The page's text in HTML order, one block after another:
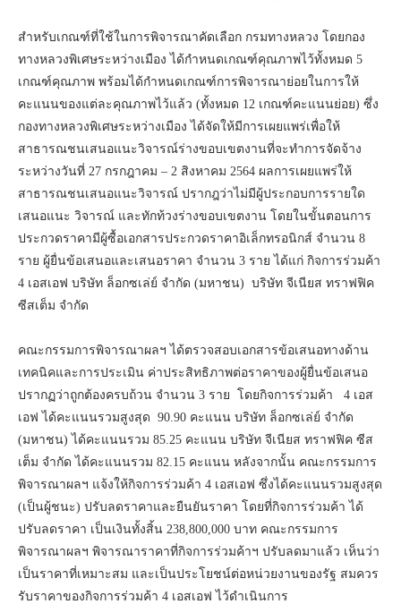
สำหรับเกณฑ์ที่ใช้ในการพิจารณาคัดเลือก กรมทางหลวง โดยกอง
ทางหลวงพิเศษระหว่างเมือง ได้กำหนดเกณฑ์คุณภาพไว้ทั้งหมด 5
เกณฑ์คุณภาพ พร้อมได้กำหนดเกณฑ์การพิจารณาย่อยในการให้
คะแนนของแต่ละคุณภาพไว้แล้ว (ทั้งหมด 12 เกณฑ์คะแนนย่อย) ซึ่ง
กองทางหลวงพิเศษระหว่างเมือง ได้จัดให้มีการเผยแพร่เพื่อให้
สาธารณชนเสนอแนะวิจารณ์ร่างขอบเขตงานที่จะทำการจัดจ้าง
ระหว่างวันที่ 27 กรกฎาคม – 2 สิงหาคม 2564 ผลการเผยแพร่ให้
สาธารณชนเสนอแนะวิจารณ์ ปรากฎว่าไม่มีผู้ประกอบการรายใด
เสนอแนะ วิจารณ์ และทักท้วงร่างขอบเขตงาน โดยในขั้นตอนการ
ประกวดราคามีผู้ซื้อเอกสารประกวดราคาอิเล็กทรอนิกส์ จำนวน 8
ราย ผู้ยื่นข้อเสนอและเสนอราคา จำนวน 3 ราย ได้แก่ กิจการร่วมค้า
4 เอสเอฟ บริษัท ล็อกซเล่ย์ จำกัด (มหาชน) บริษัท จีเนียส ทราฟฟิค
ซีสเต็ม จำกัด
คณะกรรมการพิจารณาผลฯ ได้ตรวจสอบเอกสารข้อเสนอทางด้าน
เทคนิคและการประเมิน ค่าประสิทธิภาพต่อราคาของผู้ยื่นข้อเสนอ
ปรากฏว่าถูกต้องครบถ้วน จำนวน 3 ราย โดยกิจการร่วมค้า 4 เอส
เอฟ ได้คะแนนรวมสูงสุด 90.90 คะแนน บริษัท ล็อกซเล่ย์ จำกัด
(มหาชน) ได้คะแนนรวม 85.25 คะแนน บริษัท จีเนียส ทราฟฟิค ซีส
เต็ม จำกัด ได้คะแนนรวม 82.15 คะแนน หลังจากนั้น คณะกรรมการ
พิจารณาผลฯ แจ้งให้กิจการร่วมค้า 4 เอสเอฟ ซึ่งได้คะแนนรวมสูงสุด
(เป็นผู้ชนะ) ปรับลดราคาและยืนยันราคา โดยที่กิจการร่วมค้า ได้
ปรับลดราคา เป็นเงินทั้งสิ้น 238,800,000 บาท คณะกรรมการ
พิจารณาผลฯ พิจารณาราคาที่กิจการร่วมค้าฯ ปรับลดมาแล้ว เห็นว่า
เป็นราคาที่เหมาะสม และเป็นประโยชน์ต่อหน่วยงานของรัฐ สมควร
รับราคาของกิจการร่วมค้า 4 เอสเอฟ ไว้ดำเนินการ